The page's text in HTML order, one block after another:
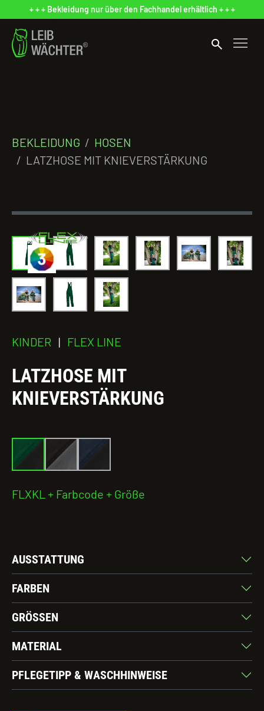
+ + + Bekleidung nur über den Fachhandel erhältlich + + +
search
BEKLEIDUNG
HOSEN
LATZHOSE MIT KNIEVERSTÄRKUNG
KINDER | FLEX LINE
LATZHOSE MIT
KNIEVERSTÄRKUNG
FLXKL + Farbcode + Größe
AUSSTATTUNG
FARBEN
GRÖSSEN
MATERIAL
PFLEGETIPP & WASCHHINWEISE